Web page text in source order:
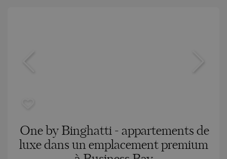
One by Binghatti - appartements de
luxe dans un emplacement premium